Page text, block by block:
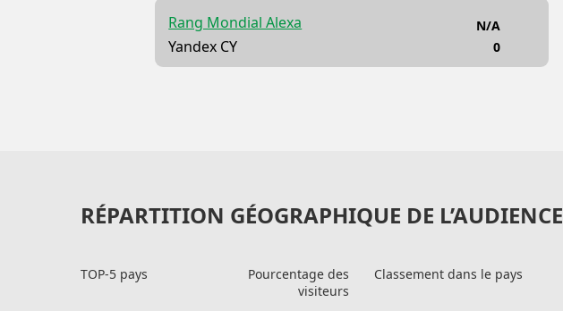
Rang Mondial Alexa
Yandex CY
N/A
0
RÉPARTITION GÉOGRAPHIQUE DE L’AUDIENCE
TOP-5 pays
Pourcentage des
visiteurs
Classement dans le pays